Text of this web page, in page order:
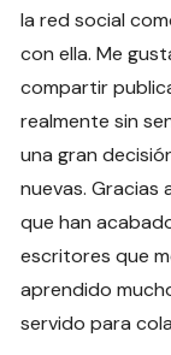
la red social
con ella. Me
compartir
realmente sin
una gran
nuevas. Gracias
que han
escritores que
aprendido
servido para